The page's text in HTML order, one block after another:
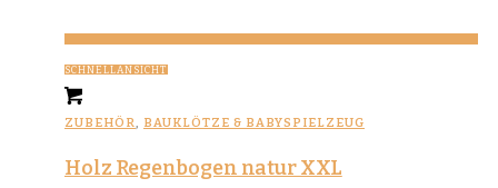
SCHNELLANSICHT
ZUBEHÖR, BAUKLÖTZE & BABYSPIELZEUG
Holz Regenbogen natur XXL